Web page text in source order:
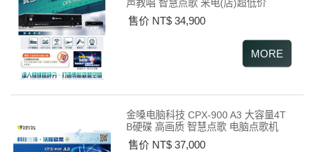
声教唱 智慧点歌 来电(店)超低价
售价 NT$ 34,900
金嗓电脑科技 CPX-900 A3 大容量4T
B硬碟 高画质 智慧点歌 电脑点歌机
售价 NT$ 37,000